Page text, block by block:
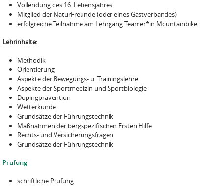
Vollendung des 16. Lebensjahres
Mitglied der NaturFreunde (oder eines Gastverbandes)
erfolgreiche Teilnahme am Lehrgang Teamer*in Mountainbike
Lehrinhalte:
Methodik
Orientierung
Aspekte der Bewegungs- u. Trainingslehre
Aspekte der Sportmedizin und Sportbiologie
Dopingprävention
Wetterkunde
Grundsätze der Führungstechnik
Maßnahmen der bergspezifischen Ersten Hilfe
Rechts- und Versicherungsfragen
Grundsätze der Führungstechnik
Prüfung
schriftliche Prüfung